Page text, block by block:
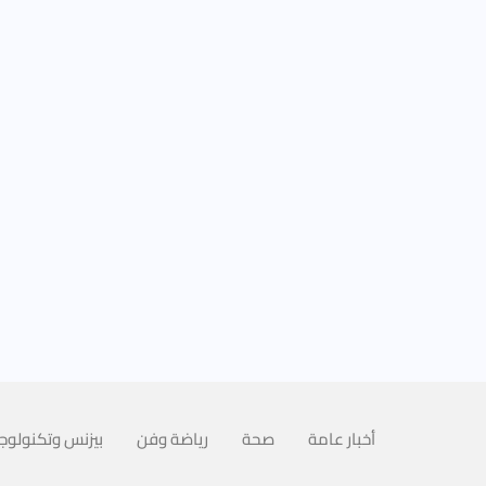
أخبار عامة صحة رياضة وفن بيزنس